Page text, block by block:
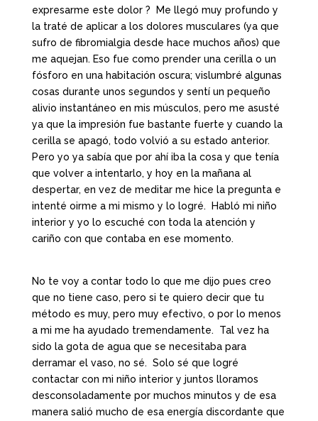
expresarme este dolor ? Me llegó muy profundo y
la traté de aplicar a los dolores musculares (ya que
sufro de fibromialgia desde hace muchos años) que
me aquejan. Eso fue como prender una cerilla o un
fósforo en una habitación oscura; vislumbré algunas
cosas durante unos segundos y sentí un pequeño
alivio instantáneo en mis músculos, pero me asusté
ya que la impresión fue bastante fuerte y cuando la
cerilla se apagó, todo volvió a su estado anterior.
Pero yo ya sabía que por ahí iba la cosa y que tenía
que volver a intentarlo, y hoy en la mañana al
despertar, en vez de meditar me hice la pregunta e
intenté oirme a mi mismo y lo logré. Habló mi niño
interior y yo lo escuché con toda la atención y
cariño con que contaba en ese momento.
No te voy a contar todo lo que me dijo pues creo
que no tiene caso, pero si te quiero decir que tu
método es muy, pero muy efectivo, o por lo menos
a mi me ha ayudado tremendamente. Tal vez ha
sido la gota de agua que se necesitaba para
derramar el vaso, no sé. Solo sé que logré
contactar con mi niño interior y juntos lloramos
desconsoladamente por muchos minutos y de esa
manera salió mucho de esa energía discordante que